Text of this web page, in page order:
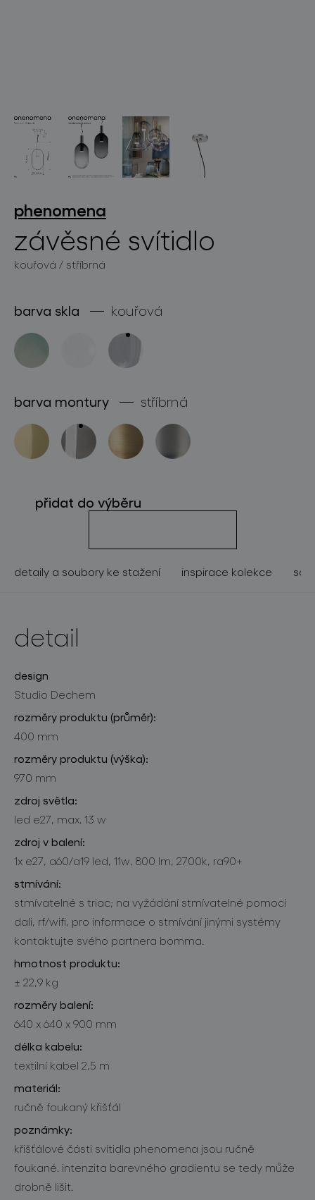
produkty
projekty
o značce
pro profesionály
store locator
sledujte nás
phenomena
závěsné svítidlo
kouřová / stříbrná
barva skla kouřová
barva montury stříbrná
přidat do výběru
detaily a soubory ke stažení inspirace kolekce
detail
design
Studio Dechem
rozměry produktu (průměr):
400 mm
rozměry produktu (výška):
970 mm
zdroj světla:
led e27, max. 13 w
zdroj v balení:
1x e27, a60/a19 led, 11w, 800 lm, 2700k, ra90+
stmívání:
stmívatelné s triac; na vyžádání stmívatelné pomocí
dali, rf/wifi, pro informace o stmívání jinými systémy
kontaktujte svého partnera bomma.
hmotnost produktu:
± 22,9 kg
rozměry balení:
640 x 640 x 900 mm
délka kabelu:
textilní kabel 2,5 m
materiál:
ručně foukaný křišťál
poznámky:
křišťálové části svítidla phenomena jsou ručně
foukané. intenzita barevného gradientu se tedy může
drobně lišit.